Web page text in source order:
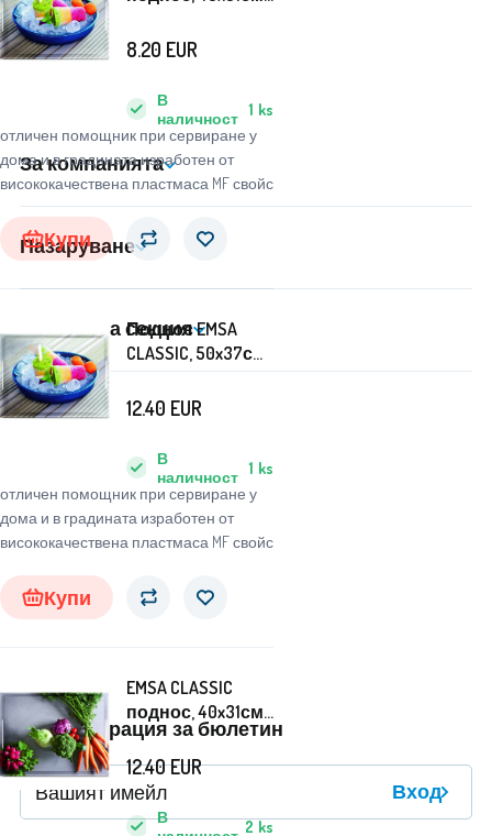
EMSA
отличен помощник при сервиране у
дома и в градината изработен от
висококачествена пластмаса MF свойс
В
наличност 1 ks
8.20 EUR
Купи
Поднос EMSA
CLASSIC, 50x37см
- сладолед -
EMSA
отличен помощник при сервиране у
дома и в градината изработен от
висококачествена пластмаса MF свойс
В
наличност 1 ks
12.40 EUR
Купи
EMSA CLASSIC
поднос, 40x31см
- зеленчуци -
EMSA
В
2 ks
12.40EUR
За компанията
Пазаруване
Клиентска секция
Регистрация за бюлетин
Вход